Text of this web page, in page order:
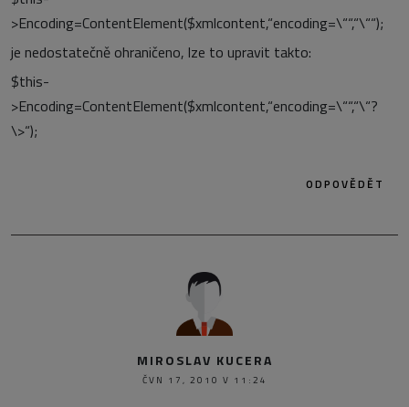
>Encoding=ContentElement($xmlcontent,“encoding=\““,“\““);
je nedostatečně ohraničeno, lze to upravit takto:
$this-
>Encoding=ContentElement($xmlcontent,“encoding=\““,“\“?
\>“);
ODPOVĚDĚT
MIROSLAV KUCERA
ČVN 17, 2010 V 11:24